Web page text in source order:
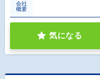
会社
概要
気になる